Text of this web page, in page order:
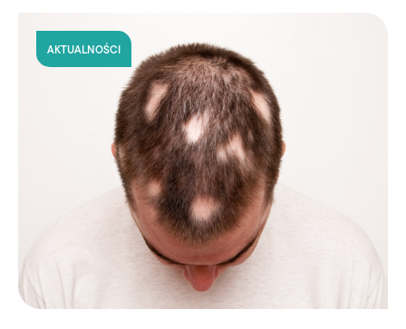
AKTUALNOŚCI